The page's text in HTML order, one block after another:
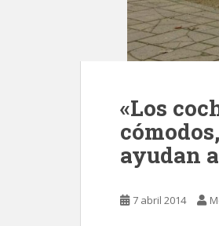
«Los
ayudan
7 abril 2014